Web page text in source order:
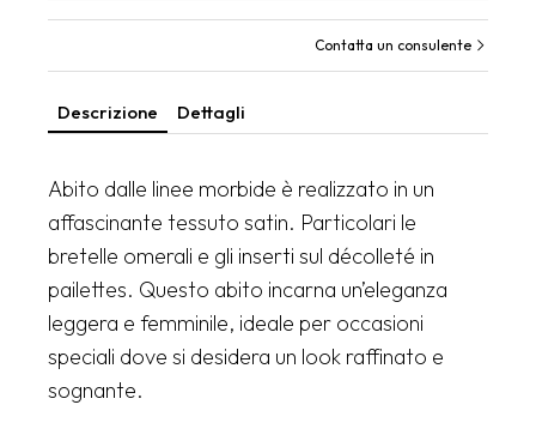
Contatta un consulente
Descrizione Dettagli
Abito dalle linee morbide è realizzato in un
affascinante tessuto satin. Particolari le
bretelle omerali e gli inserti sul décolleté in
pailettes. Questo abito incarna un’eleganza
leggera e femminile, ideale per occasioni
speciali dove si desidera un look raffinato e
sognante.